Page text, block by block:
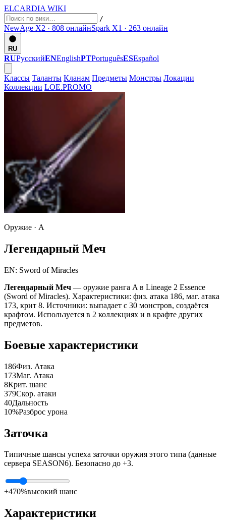
ELCARDIA WIKI
/
NewAge X2 · 808 онлайнSpark X1 · 263 онлайн
RU
RUРусскийENEnglishPTPortuguêsESEspañol
Классы Таланты Кланам Предметы Монстры Локации
Коллекции LOE.PROMO
Оружие · A
Легендарный Меч
EN: Sword of Miracles
Легендарный Меч — оружие ранга A в Lineage 2 Essence
(Sword of Miracles). Характеристики: физ. атака 186, маг. атака
173, крит 8. Источники: выпадает с 30 монстров, создаётся
крафтом. Используется в 2 коллекциях и в крафте других
предметов.
Боевые характеристики
186Физ. Атака
173Маг. Атака
8Крит. шанс
379Скор. атаки
40Дальность
10%Разброс урона
Заточка
Типичные шансы успеха заточки оружия этого типа (данные
сервера SEASON6). Безопасно до +3.
+470%высокий шанс
Характеристики